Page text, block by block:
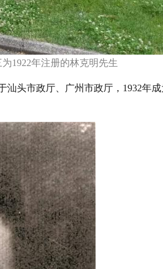
1922年注册的林克明先生
汕头市政厅、广州市政厅，1932年